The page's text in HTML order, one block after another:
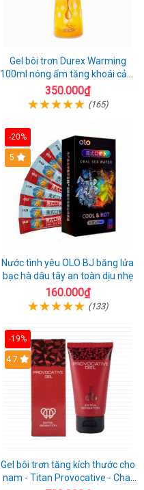
Gel bôi trơn Durex Warming
100ml nóng ấm tăng khoái cảm
ngọt ngào cuộc yêu
350.000₫
(165)
-20%
Hot
5
Nước tình yêu OLO BJ băng lửa
bạc hà dâu tây an toàn dịu nhẹ
160.000₫
(133)
-19%
Hot
4.7
Gel bôi trơn tăng kích thước cho
nam - Titan Provocative - Chai